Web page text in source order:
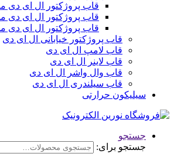
قاب پروژکتور ال ای دی
قاب پروژکتور ال ای دی
قاب پروژکتور ال ای دی
قاب پروژکتور خیابانی ال ای دی
قاب لامپ ال ای دی
قاب لاینر ال ای دی
قاب وال واشر ال ای دی
قاب سیلندری ال ای دی
سیلیکون حرارتی
جستجو
جستجو برای: